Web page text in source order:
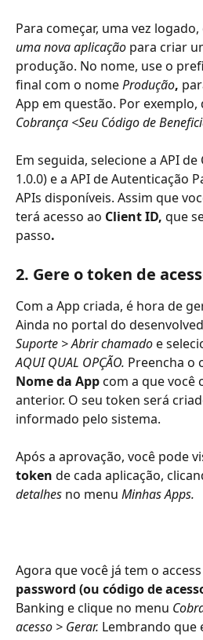
Para começar, uma vez
uma nova aplicação para criar
produção. No nome, use o
final com o nome Produção,
App em questão. Por
Cobrança <Seu Código de
Em seguida, selecione a API
1.0.0) e a API de Autenticação
APIs disponíveis. Assim que
terá acesso ao Client ID, que
passo.
2. Gere o token de
Com a App criada, é hora de
Ainda no portal do
Suporte > Abrir chamado e
AQUI QUAL OPÇÃO. Preencha o
Nome da App com a que você
anterior. O seu token será
informado pelo sistema.
Após a aprovação, você pode
token de cada aplicação,
detalhes no menu Minhas Apps.
Agora que você já tem o
password (ou código de
Banking e clique no menu
acesso > Gerar. Lembrando que